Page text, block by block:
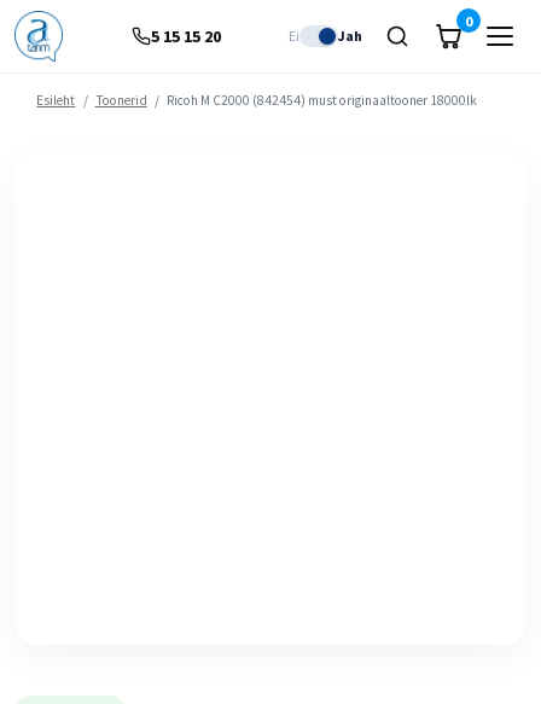
5 15 15 20 Ei Jah
0
Esileht / Toonerid / Ricoh M C2000 (842454) must originaaltooner 18000lk